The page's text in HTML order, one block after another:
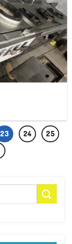
23 24
25